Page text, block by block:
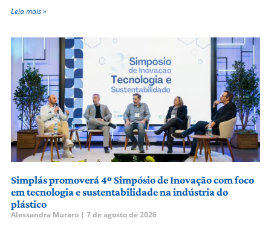
Leia mais »
Simplás promoverá 4º Simpósio de Inovação com foco
em tecnologia e sustentabilidade na indústria do
plástico
Alessandra Muraro 7 de agosto de 2026